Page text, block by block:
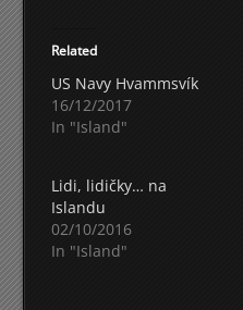
Related
US Navy Hvammsvík
16/12/2017
In "Island"
Lidi, lidičky… na
Islandu
02/10/2016
In "Island"